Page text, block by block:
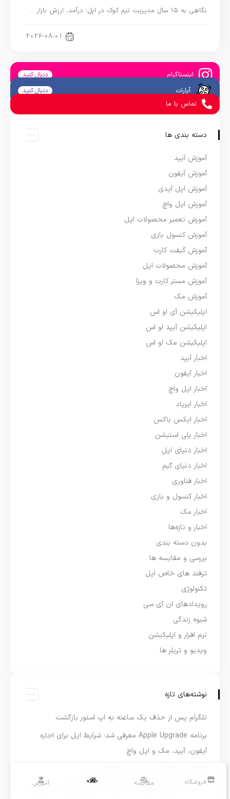
آموزش خانه مقایسه فروشگاه
نگاهی به ۱۵ سال مدیریت تیم کوک در اپل؛ درآمد، ارزش بازار…
2026-08-01
اینستاگرام دنبال کنید
آپارات دنبال کنید
تماس با ما
دسته بندی ها
آموزش آیپد
آموزش آیفون
آموزش اپل آیدی
آموزش اپل واچ
آموزش تعمیر محصولات اپل
آموزش کنسول بازی
آموزش گیفت کارت
آموزش محصولات اپل
آموزش مستر کارت و ویزا
آموزش مک
اپلیکیشن آی او اس
اپلیکیشن آیپد او اس
اپلیکیشن مک او اس
اخبار آیپد
اخبار آیفون
اخبار اپل واچ
اخبار ایرپاد
اخبار ایکس باکس
اخبار پلی استیشن
اخبار دنیای اپل
اخبار دنیای گیم
اخبار فناوری
اخبار کنسول و بازی
اخبار مک
اخبار و تازه‌ها
بدون دسته بندی
بررسی و مقایسه ها
ترفند های خاص اپل
تکنولوژی
رویدادهای ان آی سی
شیوه زندگی
نرم افزار و اپلیکیشن
ویدیو و تریلر ها
نوشته‌های تازه
تلگرام پس از حذف یک ساعته به اپ استور بازگشت
برنامه Apple Upgrade معرفی شد؛ شرایط اپل برای اجاره
آیفون، آیپد، مک و اپل واچ
نسخه مک گوگل Gemini با قابلیت تحلیل صفحه و دستورات